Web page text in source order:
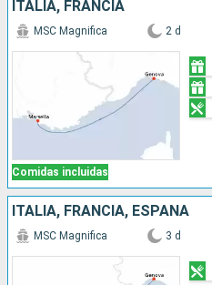
ITALIA, FRANCIA
Comidas incluidas
MSC Magnifica 2 d
ITALIA, FRANCIA, ESPAÑA
MSC Magnifica 3 d